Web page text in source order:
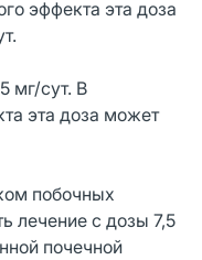
эффекта эта доза
мг/сут. В
эта доза может
побочных
лечение с дозы 7,5
почечной